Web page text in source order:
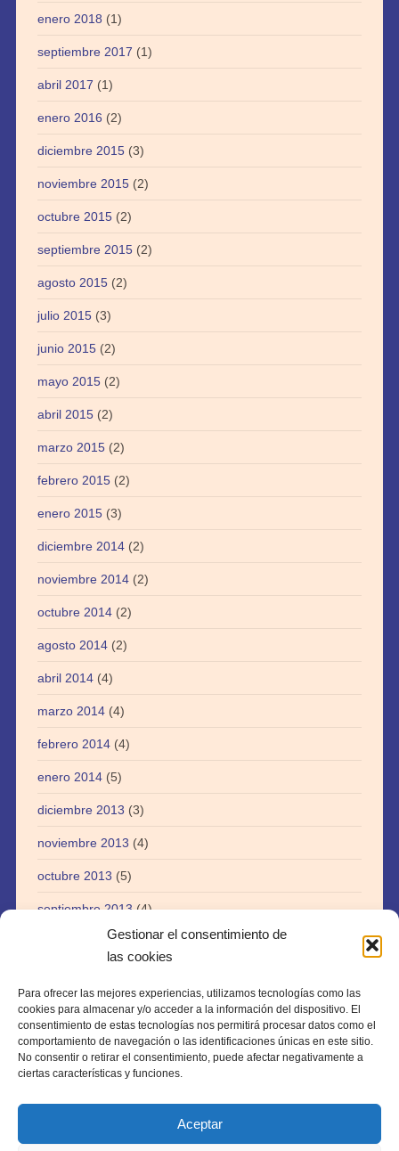
Gestionar el consentimiento de
las cookies
Para ofrecer las mejores experiencias, utilizamos tecnologías como las
cookies para almacenar y/o acceder a la información del dispositivo. El
consentimiento de estas tecnologías nos permitirá procesar datos como el
comportamiento de navegación o las identificaciones únicas en este sitio.
No consentir o retirar el consentimiento, puede afectar negativamente a
ciertas características y funciones.
Aceptar
enero 2018 (1)
septiembre 2017 (1)
abril 2017 (1)
enero 2016 (2)
diciembre 2015(3)
noviembre 2015(2)
octubre 2015(2)
septiembre 2015(2)
agosto 2015(2)
julio 2015(3)
junio 2015(2)
mayo 2015(2)
abril 2015(2)
marzo 2015(2)
febrero 2015(2)
enero 2015(3)
diciembre 2014(2)
noviembre 2014(2)
octubre 2014(2)
agosto 2014(2)
abril 2014(4)
marzo 2014(4)
febrero 2014(4)
enero 2014(5)
diciembre 2013 (3)
noviembre 2013 (4)
octubre 2013 (5)
septiembre 2013(4)
(5)
abril 2013(1)
agosto 2012(1)
julio 2012(1)